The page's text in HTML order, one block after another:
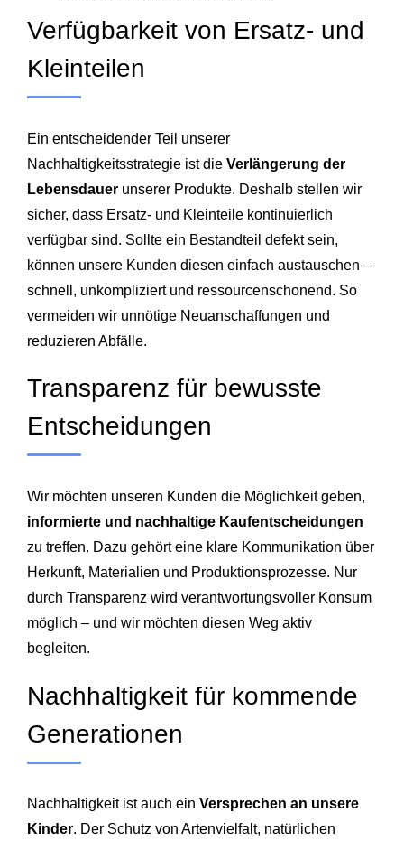
Verfügbarkeit von Ersatz- und
Kleinteilen
Ein entscheidender Teil unserer
Nachhaltigkeitsstrategie ist die Verlängerung der
Lebensdauer unserer Produkte. Deshalb stellen wir
sicher, dass Ersatz- und Kleinteile kontinuierlich
verfügbar sind. Sollte ein Bestandteil defekt sein,
können unsere Kunden diesen einfach austauschen –
schnell, unkompliziert und ressourcenschonend. So
vermeiden wir unnötige Neuanschaffungen und
reduzieren Abfälle.
Transparenz für bewusste
Entscheidungen
Wir möchten unseren Kunden die Möglichkeit geben,
informierte und nachhaltige Kaufentscheidungen
zu treffen. Dazu gehört eine klare Kommunikation über
Herkunft, Materialien und Produktionsprozesse. Nur
durch Transparenz wird verantwortungsvoller Konsum
möglich – und wir möchten diesen Weg aktiv
begleiten.
Nachhaltigkeit für kommende
Generationen
Nachhaltigkeit ist auch ein Versprechen an unsere
Kinder. Der Schutz von Artenvielfalt, natürlichen